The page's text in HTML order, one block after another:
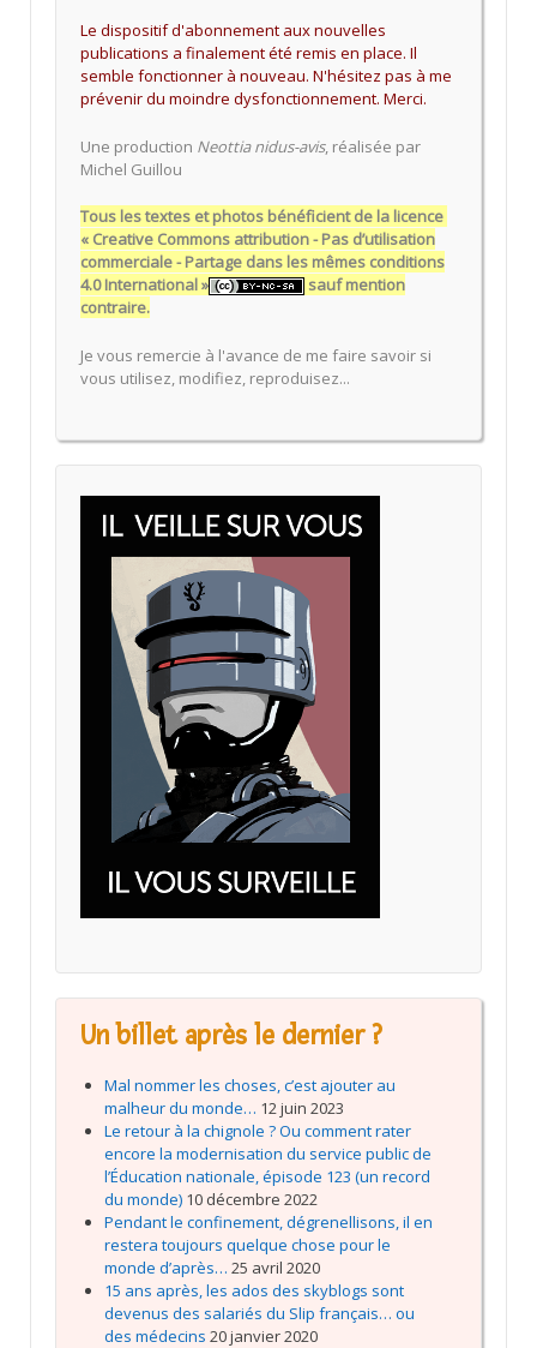
Le dispositif d'abonnement aux nouvelles
publications a finalement été remis en place. Il
semble fonctionner à nouveau. N'hésitez pas à me
prévenir du moindre dysfonctionnement. Merci.
Une production Neottia nidus-avis, réalisée par
Michel Guillou
Tous les textes et photos bénéficient de la licence
« Creative Commons attribution - Pas d’utilisation
commerciale - Partage dans les mêmes conditions
4.0 International »
sauf mention
contraire.
Je vous remercie à l'avance de me faire savoir si
vous utilisez, modifiez, reproduisez...
Un billet après le dernier ?
Mal nommer les choses, c’est ajouter au
malheur du monde… 12 juin 2023
Le retour à la chignole ? Ou comment rater
encore la modernisation du service public de
l’Éducation nationale, épisode 123 (un record
du monde) 10 décembre 2022
Pendant le confinement, dégrenellisons, il en
restera toujours quelque chose pour le
monde d’après… 25 avril 2020
15 ans après, les ados des skyblogs sont
devenus des salariés du Slip français… ou
des médecins 20 janvier 2020